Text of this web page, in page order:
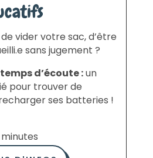
vider votre sac, d’être
sans jugement ?
d’écoute :un
pour trouver de
ses batteries !